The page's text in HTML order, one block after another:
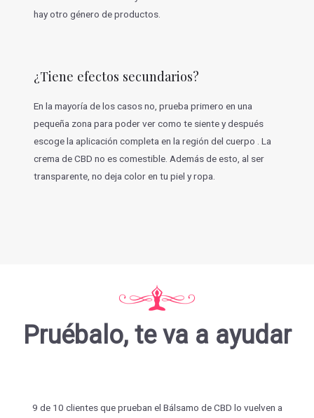
hay otro género de productos.
¿Tiene efectos secundarios?
En la mayoría de los casos no, prueba primero en una
pequeña zona para poder ver como te siente y después
escoge la aplicación completa en la región del cuerpo . La
crema de CBD no es comestible. Además de esto, al ser
transparente, no deja color en tu piel y ropa.
Pruébalo, te va a ayudar
9 de 10 clientes que prueban el Bálsamo de CBD lo vuelven a